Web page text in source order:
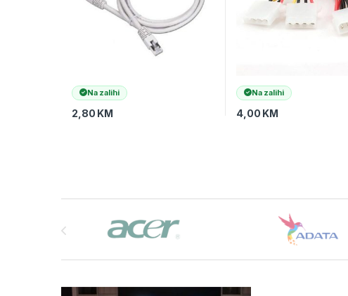
Na zalihi
2,80 KM
Na zalihi
4,00 KM